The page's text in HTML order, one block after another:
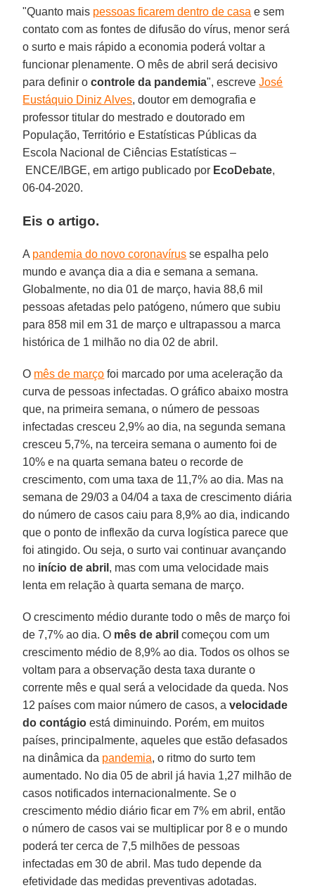
"Quanto mais pessoas ficarem dentro de casa e sem
contato com as fontes de difusão do vírus, menor será
o surto e mais rápido a economia poderá voltar a
funcionar plenamente. O mês de abril será decisivo
para definir o controle da pandemia", escreveJosé
Eustáquio Diniz Alves, doutor em demografia e
professor titular do mestrado e doutorado em
População, Território e Estatísticas Públicas da
Escola Nacional de Ciências Estatísticas –
ENCE/IBGE, em artigo publicado por EcoDebate,
06-04-2020.
Eis o artigo.
A pandemia do novo coronavírus se espalha pelo
mundo e avança dia a dia e semana a semana.
Globalmente, no dia 01 de março, havia 88,6 mil
pessoas afetadas pelo patógeno, número que subiu
para 858 mil em 31 de março e ultrapassou a marca
histórica de 1 milhão no dia 02 de abril.
O mês de março foi marcado por uma aceleração da
curva de pessoas infectadas. O gráfico abaixo mostra
que, na primeira semana, o número de pessoas
infectadas cresceu 2,9% ao dia, na segunda semana
cresceu 5,7%, na terceira semana o aumento foi de
10% e na quarta semana bateu o recorde de
crescimento, com uma taxa de 11,7% ao dia. Mas na
semana de 29/03 a 04/04 a taxa de crescimento diária
do número de casos caiu para 8,9% ao dia, indicando
que o ponto de inflexão da curva logística parece que
foi atingido. Ou seja, o surto vai continuar avançando
no início de abril , mas com uma velocidade mais
lenta em relação à quarta semana de março.
O crescimento médio durante todo o mês de março foi
de 7,7% ao dia. O mês de abril começou com um
crescimento médio de 8,9% ao dia. Todos os olhos se
voltam para a observação desta taxa durante o
corrente mês e qual será a velocidade da queda. Nos
12 países com maior número de casos, avelocidade
do contágio está diminuindo. Porém, em muitos
países, principalmente, aqueles que estão defasados
na dinâmica da pandemia, o ritmo do surto tem
aumentado. No dia 05 de abril já havia 1,27 milhão de
casos notificados internacionalmente. Se o
crescimento médio diário ficar em 7% em abril, então
o número de casos vai se multiplicar por 8 e o mundo
poderá ter cerca de 7,5 milhões de pessoas
infectadas em 30 de abril. Mas tudo depende da
efetividade das medidas preventivas adotadas.